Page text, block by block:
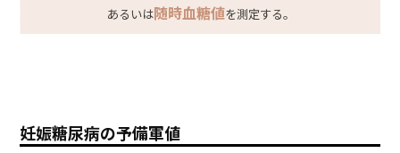
あるいは随時血糖値を測定する。
妊娠糖尿病の予備軍値